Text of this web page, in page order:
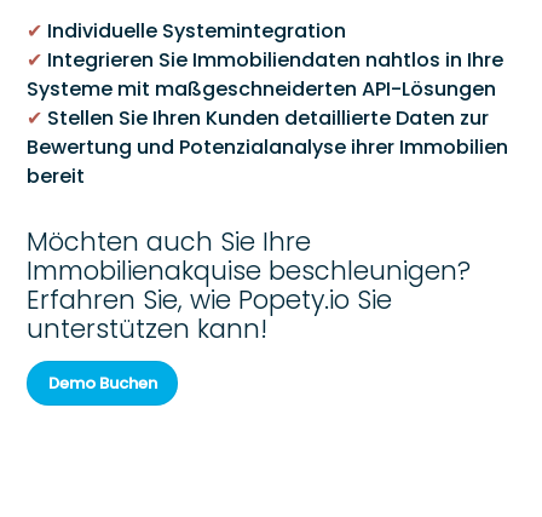
✔ Individuelle Systemintegration
✔ Integrieren Sie Immobiliendaten nahtlos in Ihre
Systeme mit maßgeschneiderten API-Lösungen
✔ Stellen Sie Ihren Kunden detaillierte Daten zur
Bewertung und Potenzialanalyse ihrer Immobilien
bereit
Möchten auch Sie Ihre
Immobilienakquise beschleunigen?
Erfahren Sie, wie Popety.io Sie
unterstützen kann!
Demo Buchen